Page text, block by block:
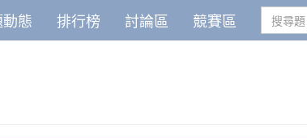
態 排行榜 討論區 競賽區